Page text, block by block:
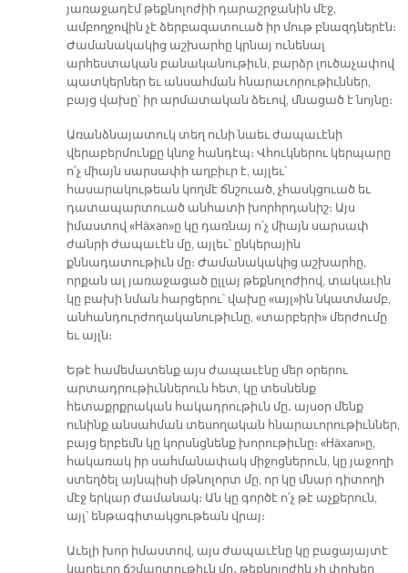
յառաջադէմ թեքնոլոժիի դարաշրջանին մէջ,
ամբողջովին չէ ձերբազատուած իր մութ բնազդներէն։
Ժամանակակից աշխարհը կրնայ ունենալ
արհեստական բանականութիւն, բարձր լուծաչափով
պատկերներ եւ անսահման հնարաւորութիւններ,
բայց վախը՝ իր արմատական ձեւով, մնացած է նոյնը։
Առանձնայատուկ տեղ ունի նաեւ ժապաւէնի
վերաբերմունքը կնոջ հանդէպ։ Վհուկներու կերպարը
ո՛չ միայն սարսափի աղբիւր է, այլեւ՝
հասարակութեան կողմէ ճնշուած, չհասկցուած եւ
դատապարտուած անհատի խորհրդանիշ։ Այս
իմաստով «Häxan»ը կը դառնայ ո՛չ միայն սարսափ
ժանրի ժապաւէն մը, այլեւ՝ ընկերային
քննադատութիւն մը։ Ժամանակակից աշխարհը,
որքան ալ յառաջացած ըլլայ թեքնոլոժիով, տակաւին
կը բախի նման հարցերու՝ վախը «այլ»ին նկատմամբ,
անհանդուրժողականութիւնը, «տարբերի» մերժումը
եւ այլն։
Եթէ համեմատենք այս ժապաւէնը մեր օրերու
արտադրութիւններուն հետ, կը տեսնենք
հետաքրքրական հակադրութիւն մը․ այսօր մենք
ունինք անսահման տեսողական հնարաւորութիւններ,
բայց երբեմն կը կորսնցնենք խորութիւնը։ «Häxan»ը,
հակառակ իր սահմանափակ միջոցներուն, կը յաջողի
ստեղծել այնպիսի մթնոլորտ մը, որ կը մնար դիտողի
մէջ երկար ժամանակ։ Ան կը գործէ ո՛չ թէ աչքերուն,
այլ՝ ենթագիտակցութեան վրայ։
Աւելի խոր իմաստով, այս ժապաւէնը կը բացայայտէ
կարեւոր ճշմարտութիւն մը․ թեքնոլոժին չի փոխեր